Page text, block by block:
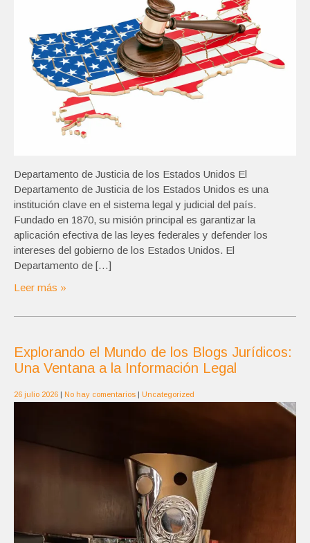
Departamento de Justicia de los Estados Unidos El
Departamento de Justicia de los Estados Unidos es una
institución clave en el sistema legal y judicial del país.
Fundado en 1870, su misión principal es garantizar la
aplicación efectiva de las leyes federales y defender los
intereses del gobierno de los Estados Unidos. El
Departamento de […]
Leer más »
Explorando el Mundo de los Blogs Jurídicos:
Una Ventana a la Información Legal
26 julio 2026 | No hay comentarios | Uncategorized